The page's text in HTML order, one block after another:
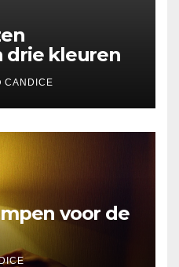
drie kleuren
CANDICE
voor de